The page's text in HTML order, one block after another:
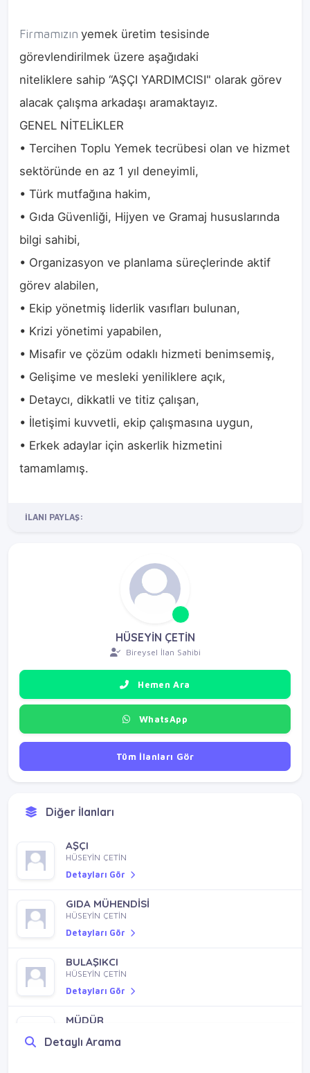
Firmamızın yemek üretim tesisinde
görevlendirilmek üzere aşağıdaki
niteliklere sahip “AŞÇI YARDIMCISI" olarak görev
alacak çalışma arkadaşı aramaktayız.
GENEL NİTELİKLER
• Tercihen Toplu Yemek tecrübesi olan ve hizmet
sektöründe en az 1 yıl deneyimli,
• Türk mutfağına hakim,
• Gıda Güvenliği, Hijyen ve Gramaj hususlarında
bilgi sahibi,
• Organizasyon ve planlama süreçlerinde aktif
görev alabilen,
• Ekip yönetmiş liderlik vasıfları bulunan,
• Krizi yönetimi yapabilen,
• Misafir ve çözüm odaklı hizmeti benimsemiş,
• Gelişime ve mesleki yeniliklere açık,
• Detaycı, dikkatli ve titiz çalışan,
• İletişimi kuvvetli, ekip çalışmasına uygun,
• Erkek adaylar için askerlik hizmetini
tamamlamış.
İLANI PAYLAŞ:
HÜSEYİN ÇETİN
Bireysel İlan Sahibi
Hemen Ara
WhatsApp
Tüm İlanları Gör
Diğer İlanları
AŞÇI
HÜSEYİN ÇETİN
Detayları Gör
GIDA MÜHENDİSİ
HÜSEYİN ÇETİN
Detayları Gör
BULAŞIKCI
HÜSEYİN ÇETİN
Detayları Gör
MÜDÜR
Detayları Gör
Detaylı Arama